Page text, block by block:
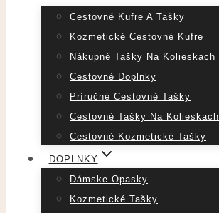
Cestovné Kufre A Tašky
Kozmetické Cestovné Kufre
Nákupné Tašky Na Kolieskach
Cestovné Doplnky
Príručné Cestovné Tašky
Cestovné Tašky Na Kolieskach
Cestovné Kozmetické Tašky
DOPLNKY
Dámske Opasky
Kozmetické Tašky